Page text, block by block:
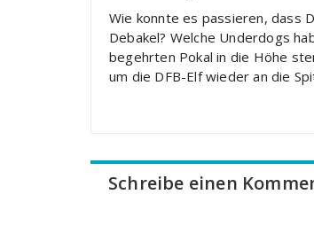
Wie konnte es passieren, dass
Debakel? Welche Underdogs
begehrten Pokal in die Höhe
um die DFB-Elf wieder an die
Schreibe einen